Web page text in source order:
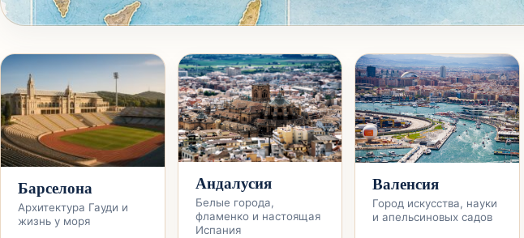
Барселона
Архитектура Гауди и
жизнь у моря
Андалусия
Белые города,
фламенко и настоящая
Испания
Валенсия
Город искусства, науки
и апельсиновых садов